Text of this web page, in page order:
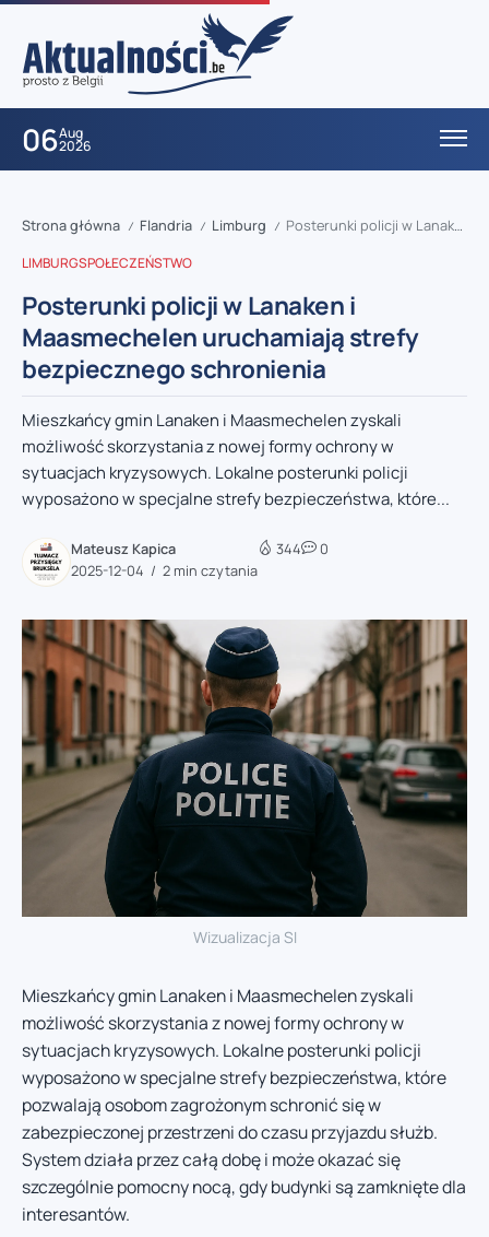
06Aug
2026
Strona główna / Flandria / Limburg / Posterunki policji w Lanaken i Maasmechelen uruchamiają strefy bezpiecznego schronienia
LIMBURGSPOŁECZEŃSTWO
Posterunki policji w Lanaken i
Maasmechelen uruchamiają strefy
bezpiecznego schronienia
Mieszkańcy gmin Lanaken i Maasmechelen zyskali
możliwość skorzystania z nowej formy ochrony w
sytuacjach kryzysowych. Lokalne posterunki policji
wyposażono w specjalne strefy bezpieczeństwa, które...
Mateusz Kapica
2025-12-04
2 min czytania
344 0
Wizualizacja SI
Mieszkańcy gmin Lanaken i Maasmechelen zyskali
możliwość skorzystania z nowej formy ochrony w
sytuacjach kryzysowych. Lokalne posterunki policji
wyposażono w specjalne strefy bezpieczeństwa, które
pozwalają osobom zagrożonym schronić się w
zabezpieczonej przestrzeni do czasu przyjazdu służb.
System działa przez całą dobę i może okazać się
szczególnie pomocny nocą, gdy budynki są zamknięte dla
interesantów.